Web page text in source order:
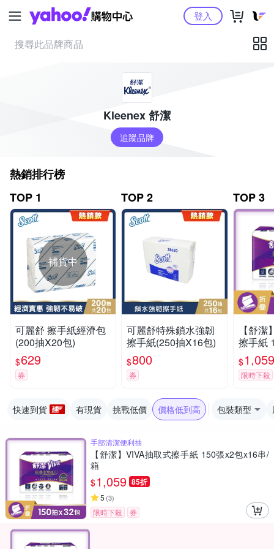
Yahoo購物中心登入
Kleenex 舒潔
追蹤品牌
熱銷排行榜
TOP 1
補貨中
可麗舒 擦手紙經濟包
(200抽X20包)
$629
券
TOP 2
可麗舒特殊鎖水強韌
擦手紙(250抽X16包)
$800
券
TOP 3
【舒
擦手紙
串/箱
$1,059
限時下殺
快速到貨 有現貨 挑戰低價 價格低到高 包裝類型
手部清潔便利抽
【舒潔】VIVA抽取式擦手紙 150張x2包x16串/
箱
$1,059 85折
5 (3)
限時下殺 券